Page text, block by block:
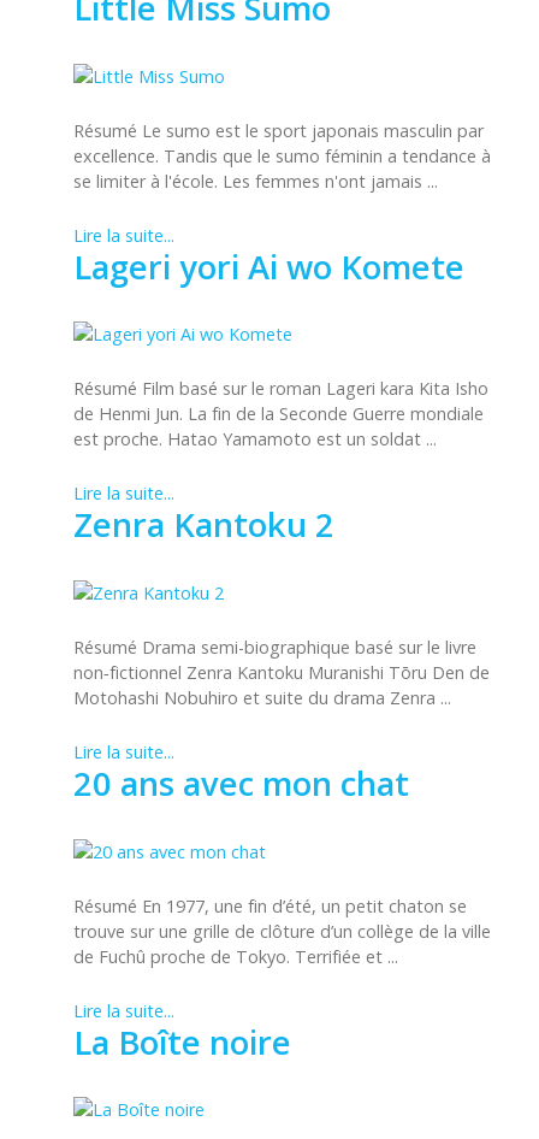
Résumé Le sumo est le sport japonais masculin par
excellence. Tandis que le sumo féminin a tendance à
se limiter à l'école. Les femmes n'ont jamais ...
Lire la suite...
Lageri yori Ai wo Komete
Résumé Film basé sur le roman Lageri kara Kita Isho
de Henmi Jun. La fin de la Seconde Guerre mondiale
est proche. Hatao Yamamoto est un soldat ...
Lire la suite...
Zenra Kantoku 2
Résumé Drama semi-biographique basé sur le livre
non‑fictionnel Zenra Kantoku Muranishi Tōru Den de
Motohashi Nobuhiro et suite du drama Zenra ...
Lire la suite...
20 ans avec mon chat
Résumé En 1977, une fin d’été, un petit chaton se
trouve sur une grille de clôture d’un collège de la ville
de Fuchû proche de Tokyo. Terrifiée et ...
Lire la suite...
La Boîte noire